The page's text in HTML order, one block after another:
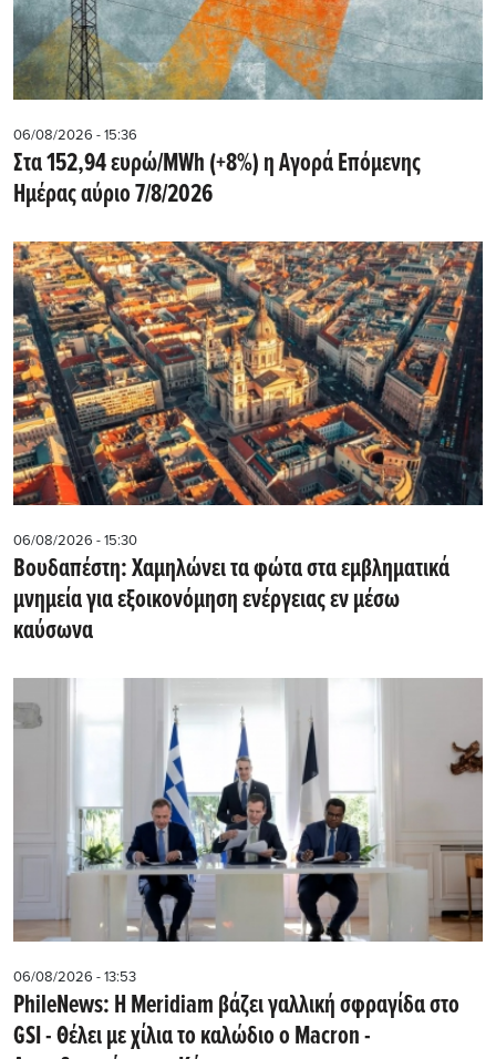
06/08/2026 - 15:36
Στα 152,94 ευρώ/MWh (+8%) η Αγορά Επόμενης
Ημέρας αύριο 7/8/2026
06/08/2026 - 15:30
Βουδαπέστη: Χαμηλώνει τα φώτα στα εμβληματικά
μνημεία για εξοικονόμηση ενέργειας εν μέσω
καύσωνα
06/08/2026 - 13:53
PhileNews: Η Meridiam βάζει γαλλική σφραγίδα στο
GSI - Θέλει με χίλια το καλώδιο ο Macron -